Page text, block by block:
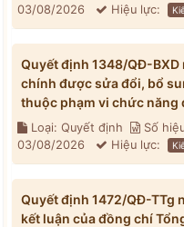
03/08/2026
Hiệu lực:
Quyết định 1348/QĐ-
chính được sửa đổi, bổ
thuộc phạm vi chức năng
Loại: Quyết định Số
03/08/2026
Hiệu lực:
Quyết định 1472/QĐ-TTg
kết luận của đồng chí